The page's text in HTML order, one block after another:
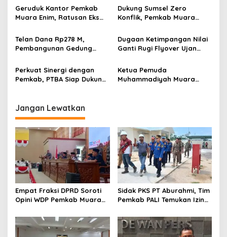
o
Pendampingan Hukum
LAPOR dan PPID
Geruduk Kantor Pemkab
Muara Enim, Ratusan Eks
Perusahaan Lunasi Hak
Pekerja
Dukung Sumsel Zero
Konflik, Pemkab Muara
Cegah Intoleransi dan
Radikalisme
Telan Dana Rp278 M,
Pembangunan Gedung
Rabain Muara Enim Ditunda
Dugaan Ketimpangan Nilai
Ganti Rugi Flyover Ujan
Muara Enim Turun Verifikasi
Perkuat Sinergi dengan
Pemkab, PTBA Siap Dukung
Ketua Pemuda
Muhammadiyah Muara
Jangan Lewatkan
Empat Fraksi DPRD Soroti
Opini WDP Pemkab Muara
Kelola Keuangan
Sidak PKS PT Aburahmi, Tim
Pemkab PALI Temukan Izin